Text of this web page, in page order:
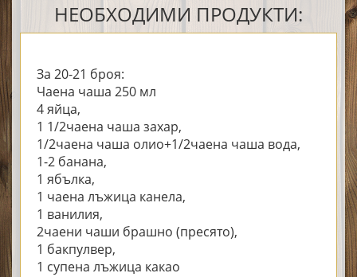
НЕОБХОДИМИ ПРОДУКТИ:
За 20-21 броя:
Чаена чаша 250 мл
4 яйца,
1 1/2чаена чаша захар,
1/2чаена чаша олио+1/2чаена чаша вода,
1-2 банана,
1 ябълка,
1 чаена лъжица канела,
1 ванилия,
2чаени чаши брашно (пресято),
1 бакпулвер,
1 супена лъжица какао